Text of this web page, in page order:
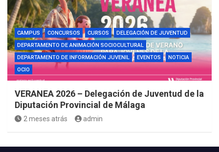
CAMPUS CONCURSOS CURSOS
DELEGACIÓN DE JUVENTUD
DEPARTAMENTO DE ANIMACIÓN SOCIOCULTURAL
DEPARTAMENTO DE INFORMACIÓN JUVENIL
EVENTOS
NOTICIA
OCIO
VERANEA 2026 – Delegación de Juventud de la
Diputación Provincial de Málaga
2 meses atrás admin